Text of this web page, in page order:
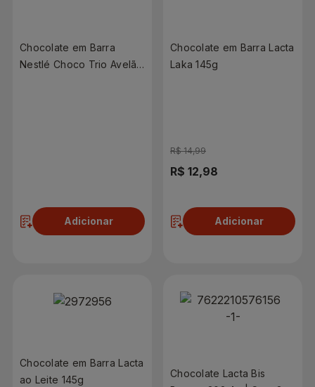
Chocolate em Barra
Nestlé Choco Trio Avelã
Adicionar
Chocolate em Barra Lacta
Laka 145g
R$ 14,99
R$ 12,98
Adicionar
Chocolate em Barra Lacta
ao Leite 145g
Chocolate Lacta Bis